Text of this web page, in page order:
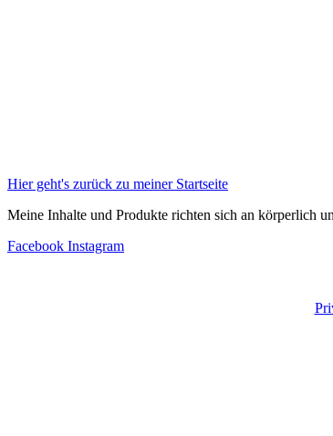
Hier geht's zurück zu meiner Startseite
Meine Inhalte und Produkte richten sich an körperlich
Facebook Instagram